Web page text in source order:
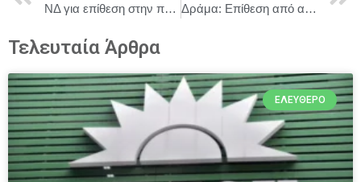
ΝΔ για επίθεση στην πολυκατοικία που διαμένει ο βουλευτής Στρ. Σιμόπουλος: «Η Δημοκρατία δεν τρομοκρατείται»
Δράμα: Επίθεση από αρκούδα δέχθηκαν δυο πεζοπόροι, ο ένας έπεσε σε γκρεμό επιχείρηση εντοπισμού και διάσωσης είναι σε εξέλιξη
Τελευταία Άρθρα
ΕΛΕΎΘΕΡΟ